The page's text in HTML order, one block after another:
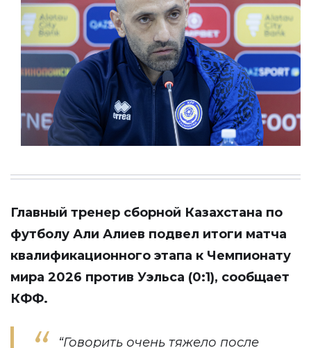
Главный тренер сборной Казахстана по
футболу Али Алиев подвел итоги матча
квалификационного этапа к Чемпионату
мира 2026 против Уэльса (0:1), сообщает
КФФ.
“Говорить очень тяжело после